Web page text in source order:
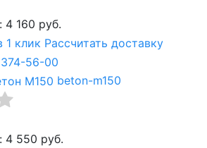
4 160 руб.
1 клик Рассчитать доставку
56-00
beton-m150
4 550 руб.